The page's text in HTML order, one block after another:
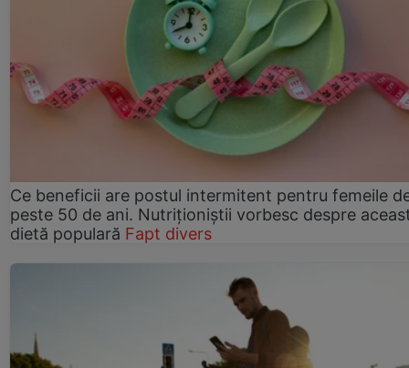
Ce beneficii are postul intermitent pentru femeile
peste 50 de ani. Nutriționiștii vorbesc despre
dietă populară Fapt divers